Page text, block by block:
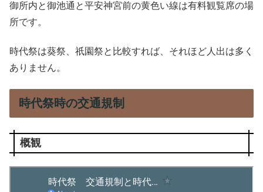
御所内と御池通と平安神宮前の黄色い線は有料観覧席の場
所です。
時代祭は葵祭、祇園祭と比較すれば、それほど人出は多く
ありません。
時代祭時の交通規制
概観